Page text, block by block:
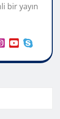
bir yayın